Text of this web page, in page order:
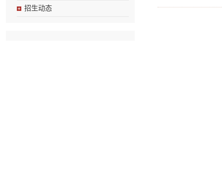
招生动态